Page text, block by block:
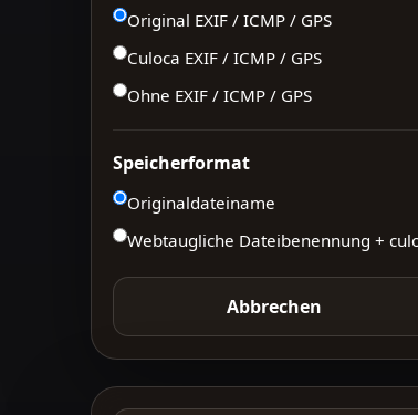
Original EXIF / ICMP / GPS
Culoca EXIF / ICMP / GPS
Ohne EXIF / ICMP / GPS
Speicherformat
Originaldateiname
Webtaugliche Dateibenennung +
Abbrechen